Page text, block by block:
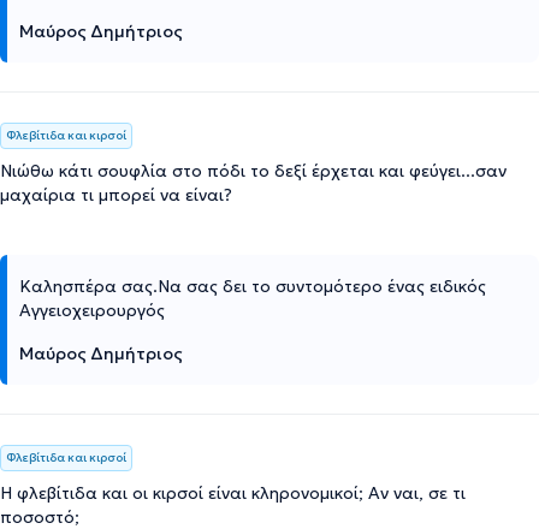
Μαύρος Δημήτριος
Φλεβίτιδα και κιρσοί
Νιώθω κάτι σουφλία στο πόδι το δεξί έρχεται και φεύγει...σαν
μαχαίρια τι μπορεί να είναι?
Καλησπέρα σας.Να σας δει το συντομότερο ένας ειδικός
Αγγειοχειρουργός
Μαύρος Δημήτριος
Φλεβίτιδα και κιρσοί
Η φλεβίτιδα και οι κιρσοί είναι κληρονομικοί; Αν ναι, σε τι
ποσοστό;